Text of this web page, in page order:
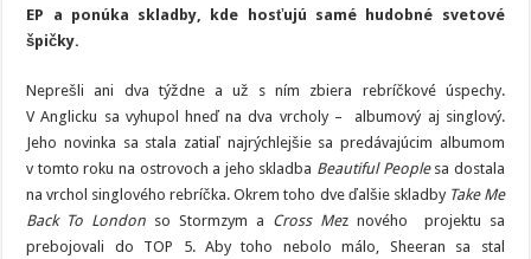
jeho
Project
EP a ponúka skladby, kde hosťujú samé hudobné svetové
špičky.
Neprešli ani dva týždne a už s ním zbiera rebríčkové úspechy.
V Anglicku sa vyhupol hneď na dva vrcholy – albumový aj singlový.
Jeho novinka sa stala zatiaľ najrýchlejšie sa predávajúcim albumom
v tomto roku na ostrovoch a jeho skladba Beautiful People sa dostala
na vrchol singlového rebríčka. Okrem toho dve ďalšie skladby Take Me
Back To London so Stormzym a Cross Mez nového projektu sa
prebojovali do TOP 5. Aby toho nebolo málo, Sheeran sa stal